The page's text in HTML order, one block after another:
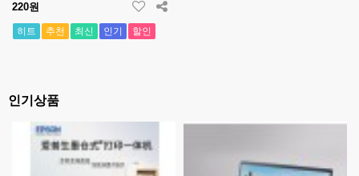
220원
히트 추천 최신 인기 할인
인기상품